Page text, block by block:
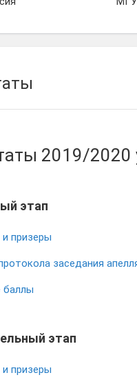
2019/2020
этап
призеры
заседания
баллы
этап
призеры